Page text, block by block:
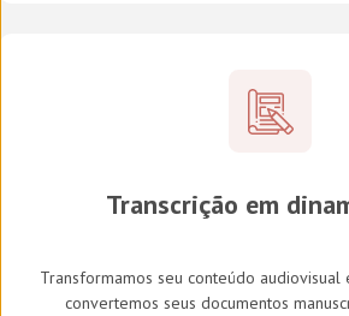
Transcrição em
Transformamos seu conteúdo audiovisual
convertemos seus documentos